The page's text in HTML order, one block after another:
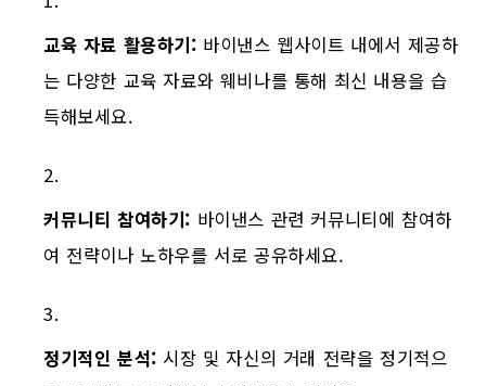
교육 자료 활용하기: 바이낸스 웹사이트 내에서 제공하
는 다양한 교육 자료와 웨비나를 통해 최신 내용을 습
득해보세요.
커뮤니티 참여하기: 바이낸스 관련 커뮤니티에 참여하
여 전략이나 노하우를 서로 공유하세요.
정기적인 분석: 시장 및 자신의 거래 전략을 정기적으